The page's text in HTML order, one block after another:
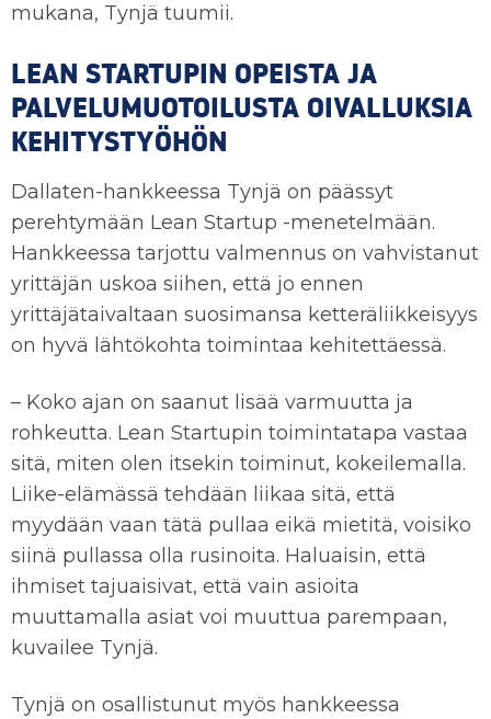
mukana, Tynjä tuumii.
LEAN STARTUPIN OPEISTA JA
PALVELUMUOTOILUSTA OIVALLUKSIA
KEHITYSTYÖHÖN
Dallaten-hankkeessa Tynjä on päässyt
perehtymään Lean Startup -menetelmään.
Hankkeessa tarjottu valmennus on vahvistanut
yrittäjän uskoa siihen, että jo ennen
yrittäjätaivaltaan suosimansa ketteräliikkeisyys
on hyvä lähtökohta toimintaa kehitettäessä.
– Koko ajan on saanut lisää varmuutta ja
rohkeutta. Lean Startupin toimintatapa vastaa
sitä, miten olen itsekin toiminut, kokeilemalla.
Liike-elämässä tehdään liikaa sitä, että
myydään vaan tätä pullaa eikä mietitä, voisiko
siinä pullassa olla rusinoita. Haluaisin, että
ihmiset tajuaisivat, että vain asioita
muuttamalla asiat voi muuttua parempaan,
kuvailee Tynjä.
Tynjä on osallistunut myös hankkeessa